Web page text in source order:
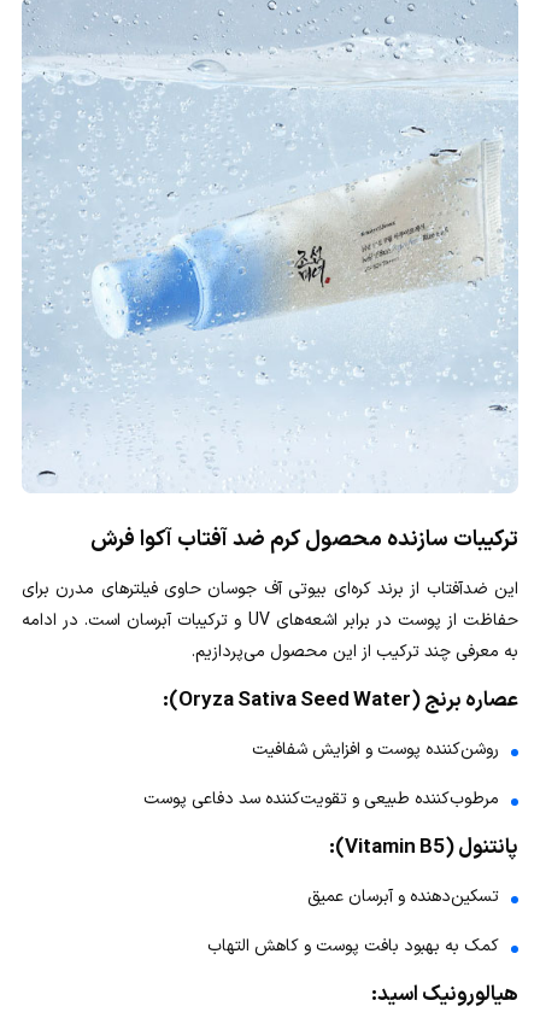
ترکیبات سازنده محصول کرم ضد آفتاب آکوا فرش
این ضدآفتاب از برند کره‌ای بیوتی آف جوسان حاوی فیلترهای مدرن برای
حفاظت از پوست در برابر اشعه‌های UV و ترکیبات آبرسان است. در ادامه
به معرفی چند ترکیب از این محصول می‌پردازیم.
عصاره برنج (Oryza Sativa Seed Water):
روشن‌کننده پوست و افزایش شفافیت
مرطوب‌کننده طبیعی و تقویت‌کننده سد دفاعی پوست
پانتنول (Vitamin B5):
تسکین‌دهنده و آبرسان عمیق
کمک به بهبود بافت پوست و کاهش التهاب
هیالورونیک اسید: